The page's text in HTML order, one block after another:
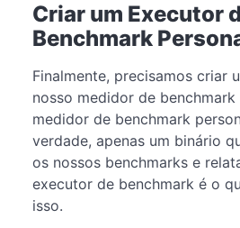
Criar um Executor
Benchmark
Finalmente, precisamos criar
nosso medidor de
medidor de benchmark
verdade, apenas um binário
os nossos benchmarks e
executor de benchmark é o
isso.